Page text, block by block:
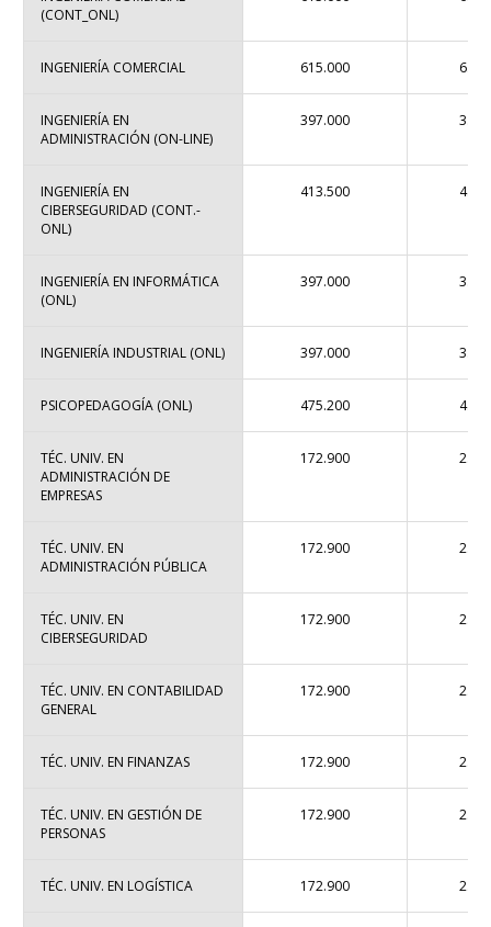
(CONT_ONL)
INGENIERÍA COMERCIAL 615.000
INGENIERÍA EN
ADMINISTRACIÓN (ON-LINE)
397.000
INGENIERÍA EN
CIBERSEGURIDAD (CONT.-
ONL)
413.500
INGENIERÍA EN INFORMÁTICA
(ONL)
397.000
INGENIERÍA INDUSTRIAL (ONL) 397.000
PSICOPEDAGOGÍA (ONL) 475.200
TÉC. UNIV. EN
ADMINISTRACIÓN DE
EMPRESAS
172.900
TÉC. UNIV. EN
ADMINISTRACIÓN PÚBLICA
172.900
TÉC. UNIV. EN
CIBERSEGURIDAD
172.900
TÉC. UNIV. EN CONTABILIDAD
GENERAL
172.900
TÉC. UNIV. EN FINANZAS 172.900
TÉC. UNIV. EN GESTIÓN DE
PERSONAS
172.900
TÉC. UNIV. EN LOGÍSTICA 172.900